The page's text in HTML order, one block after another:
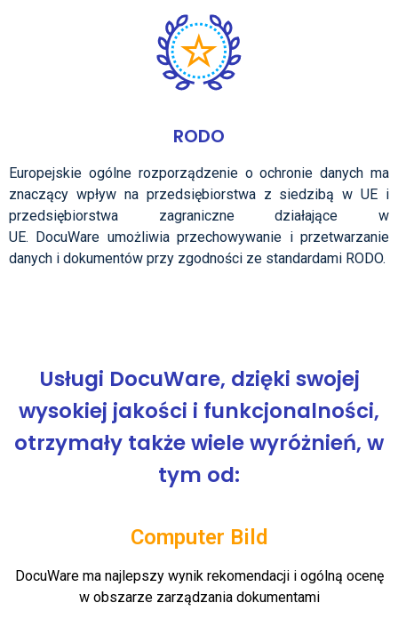
RODO
Europejskie ogólne rozporządzenie o ochronie danych ma
znaczący wpływ na przedsiębiorstwa z siedzibą w UE i
przedsiębiorstwa zagraniczne działające w
UE.
DocuWare umożliwia przechowywanie i przetwarzanie
danych i dokumentów przy zgodności ze standardami RODO.
Usługi DocuWare, dzięki swojej
wysokiej jakości i funkcjonalności,
otrzymały także wiele wyróżnień, w
tym od:
Computer Bild
DocuWarema najlepszy wynik rekomendacji i ogólną ocenę
w obszarze zarządzania dokumentami